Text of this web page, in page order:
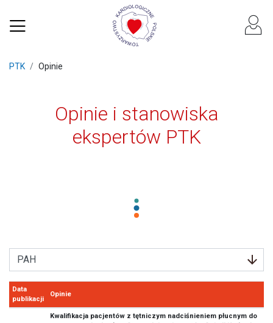
PTK Opinie
Opinie i stanowiska
ekspertów PTK
Data
publikacji
Opinie
Kwalifikacja pacjentów z tętniczym nadciśnieniem płucnym do